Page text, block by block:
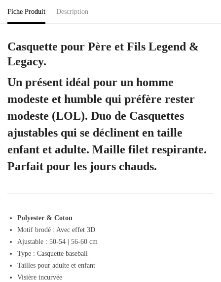
Fiche Produit Description
Casquette pour Père et Fils Legend &
Legacy.
Un présent idéal pour un homme
modeste et humble qui préfère rester
modeste (LOL). Duo de Casquettes
ajustables qui se déclinent en taille
enfant et adulte. Maille filet respirante.
Parfait pour les jours chauds.
Polyester & Coton
Motif brodé : Avec effet 3D
Ajustable : 50-54 | 56-60 cm
Type : Casquette baseball
Tailles pour adulte et enfant
Visière incurvée